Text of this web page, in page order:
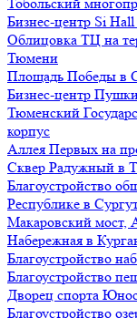
Бизнес-центр Si
Облицовка ТЦ на
Тюмени
Площадь Победы в
Бизнес-центр
Тюменский
корпус
Аллея Первых на
Сквер Радужный в
Благоустройство
Республике в
Макаровский мост,
Набережная в
Благоустройство
Благоустройство
Дворец спорта
Благоустройство